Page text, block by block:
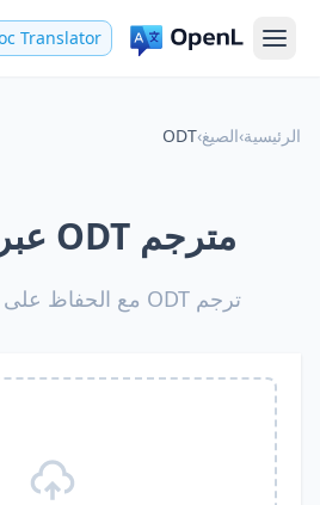
Translator
الرئيسية›الصيغ›
ODT
مترجم ODT عبر الإنترنت
ترجم ODT مع الحفاظ على التنسيق الأصلي